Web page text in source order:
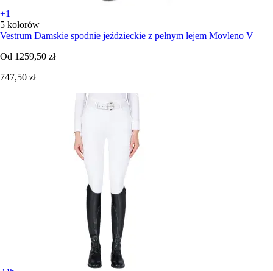
+1
5 kolorów
Vestrum Damskie spodnie jeździeckie z pełnym lejem Movleno V
Od 1259,50 zł
747,50 zł